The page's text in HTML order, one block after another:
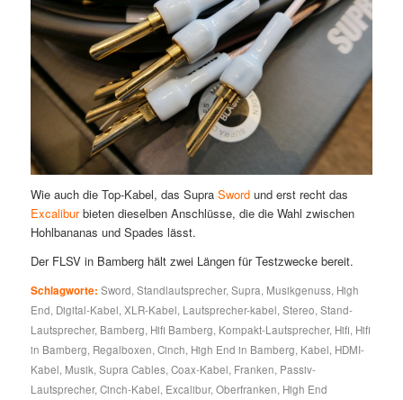
Wie auch die Top-Kabel, das Supra Swordund erst recht das
Excaliburbieten dieselben Anschlüsse, die die Wahl zwischen
Hohlbananas und Spades lässt.
Der FLSV in Bamberg hält zwei Längen für Testzwecke bereit.
Schlagworte: Sword, Standlautsprecher, Supra, Musikgenuss, High
End, Digital-Kabel, XLR-Kabel, Lautsprecher-kabel, Stereo, Stand-
Lautsprecher, Bamberg, Hifi Bamberg, Kompakt-Lautsprecher, Hifi, Hifi
in Bamberg, Regalboxen, Cinch, High End in Bamberg, Kabel, HDMI-
Kabel, Musik, Supra Cables, Coax-Kabel, Franken, Passiv-
Lautsprecher, Cinch-Kabel, Excalibur, Oberfranken, High End